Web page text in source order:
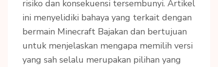
risiko dan konsekuensi tersembunyi. Artikel
ini menyelidiki bahaya yang terkait dengan
bermain Minecraft Bajakan dan bertujuan
untuk menjelaskan mengapa memilih versi
yang sah selalu merupakan pilihan yang